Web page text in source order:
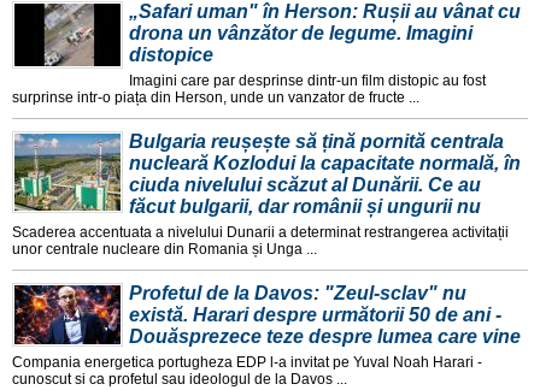
„Safari uman" în Herson: Rușii au vânat cu
drona un vânzător de legume. Imagini
distopice
Imagini care par desprinse dintr-un film distopic au fost
surprinse intr-o piața din Herson, unde un vanzator de fructe ...
Bulgaria reușește să țină pornită centrala
nucleară Kozlodui la capacitate normală, în
ciuda nivelului scăzut al Dunării. Ce au
făcut bulgarii, dar românii și ungurii nu
Scaderea accentuata a nivelului Dunarii a determinat restrangerea activitații
unor centrale nucleare din Romania și Unga ...
Profetul de la Davos: "Zeul-sclav" nu
există. Harari despre următorii 50 de ani -
Douăsprezece teze despre lumea care vine
Compania energetica portugheza EDP l-a invitat pe Yuval Noah Harari -
cunoscut si ca profetul sau ideologul de la Davos ...